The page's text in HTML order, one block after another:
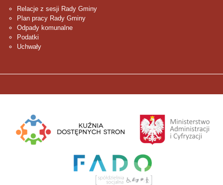
Relacje z sesji Rady Gminy
Plan pracy Rady Gminy
Odpady komunalne
Podatki
Uchwały